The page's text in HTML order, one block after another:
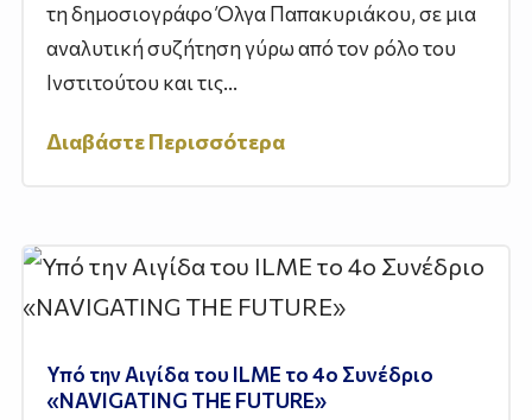
τη δημοσιογράφο Όλγα Παπακυριάκου, σε μια
αναλυτική συζήτηση γύρω από τον ρόλο του
Ινστιτούτου και τις...
Διαβάστε Περισσότερα
Υπό την Αιγίδα του ILME το 4ο Συνέδριο
«NAVIGATING THE FUTURE»